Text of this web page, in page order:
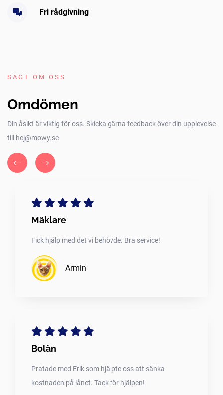
Fri rådgivning
SAGT OM OSS
Omdömen
Din åsikt är viktig för oss. Skicka gärna feedback över din upplevelse
till hej@mowy.se
Mäklare
Fick hjälp med det vi behövde. Bra service!
Armin
Bolån
Pratade med Erik som hjälpte oss att sänka
kostnaden på lånet. Tack för hjälpen!